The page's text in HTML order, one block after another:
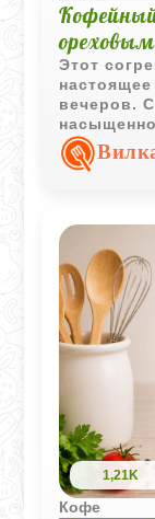
Этот
вечеров.
мягких
делает
хорошей
1,21K
Кофе